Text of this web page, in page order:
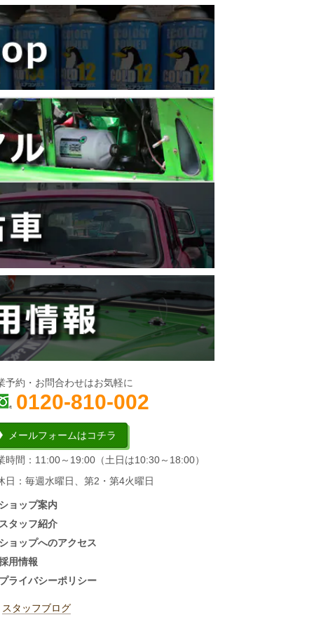
予約・お問合わせはお気軽に
0120-810-002
メールフォームはコチラ
時間：11:00～19:00（土日は10:30～18:00）
日：毎週水曜日、第2・第4火曜日
ョップ案内
タッフ紹介
ョップへのアクセス
用情報
ライバシーポリシー
スタッフブログ